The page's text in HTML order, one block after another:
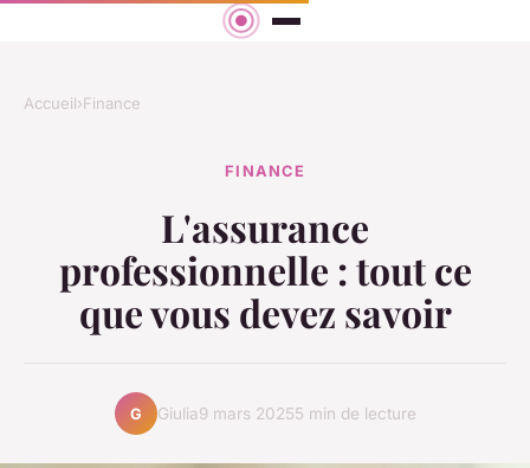
Accueil›Finance
FINANCE
L'assurance
professionnelle : tout ce
que vous devez savoir
G Giulia9 mars 20255 min de lecture